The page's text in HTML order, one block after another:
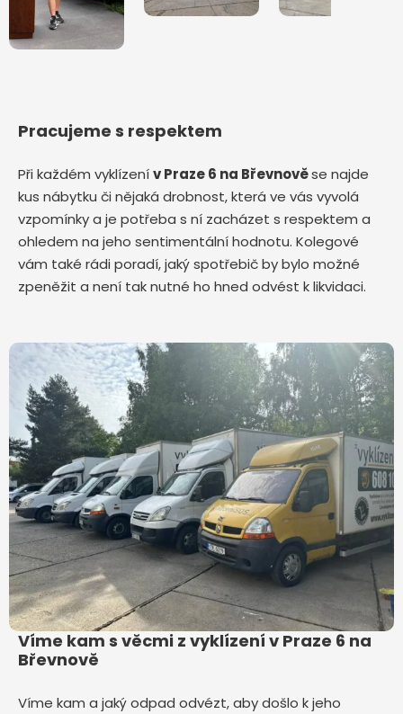
Pracujeme s respektem
Při každém vyklízenív Praze 6 na Břevnověse najde
kus nábytku či nějaká drobnost, která ve vás vyvolá
vzpomínky a je potřeba s ní zacházet s respektem a
ohledem na jeho sentimentální hodnotu. Kolegové
vám také rádi poradí, jaký spotřebič by bylo možné
zpeněžit a není tak nutné ho hned odvést k likvidaci.
Víme kam s věcmi z vyklízení v Praze 6 na
Břevnově
Víme kam a jaký odpad odvézt, aby došlo k jeho